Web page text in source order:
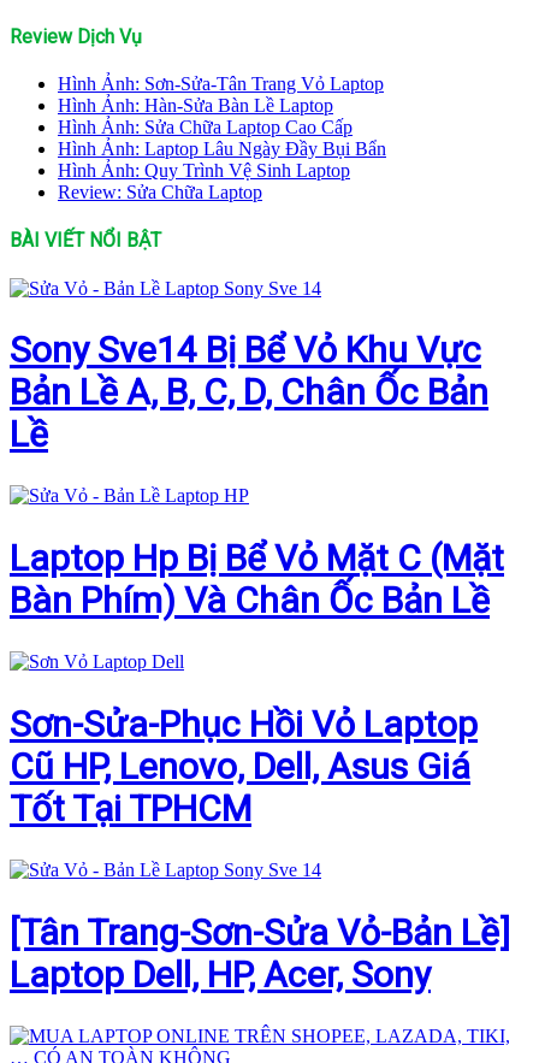
Review Dịch Vụ
Hình Ảnh: Sơn-Sửa-Tân Trang Vỏ Laptop
Hình Ảnh: Hàn-Sửa Bàn Lề Laptop
Hình Ảnh: Sửa Chữa Laptop Cao Cấp
Hình Ảnh: Laptop Lâu Ngày Đầy Bụi Bẩn
Hình Ảnh: Quy Trình Vệ Sinh Laptop
Review: Sửa Chữa Laptop
BÀI VIẾT NỔI BẬT
Sony Sve14 Bị Bể Vỏ Khu Vực
Bản Lề A, B, C, D, Chân Ốc Bản
Lề
Laptop Hp Bị Bể Vỏ Mặt C (Mặt
Bàn Phím) Và Chân Ốc Bản Lề
Sơn-Sửa-Phục Hồi Vỏ Laptop
Cũ HP, Lenovo, Dell, Asus Giá
Tốt Tại TPHCM
[Tân Trang-Sơn-Sửa Vỏ-Bản Lề]
Laptop Dell, HP, Acer, Sony